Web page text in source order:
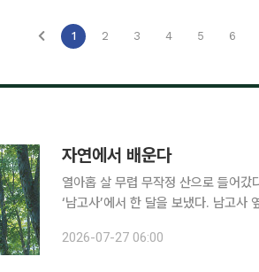
1 2 3 4 5 6
자연에서 배운다
열아홉 살 무렵 무작정 산으로 들어
‘남고사’에서 한 달을 보냈다. 남고사
그냥 거기 있었다. 아침마다 안개가
2026-07-27 06:00